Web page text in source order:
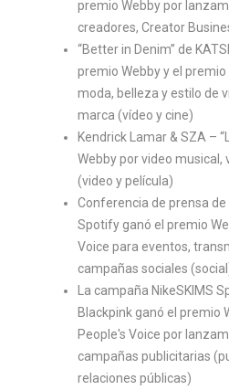
premio Webby por
creadores, Creator
“Better in Denim” de
premio Webby y el
moda, belleza y estilo de
marca (vídeo y cine)
Kendrick Lamar & SZA –
Webby por video musical,
(video y película)
Conferencia de prensa de
Spotify ganó el premio
Voice para eventos,
campañas sociales
La campaña NikeSKIMS
Blackpink ganó el premio
People's Voice por
campañas publicitarias
relaciones públicas)